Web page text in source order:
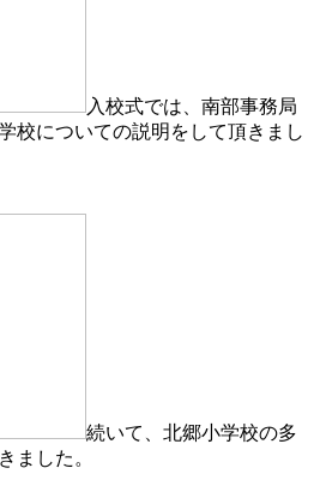
入校式では、南部事務局
校についての説明をして頂きまし
続いて、北郷小学校の多
ました。